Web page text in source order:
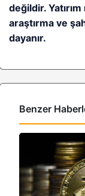
değildir.
araştırma ve
dayanır.
Benzer